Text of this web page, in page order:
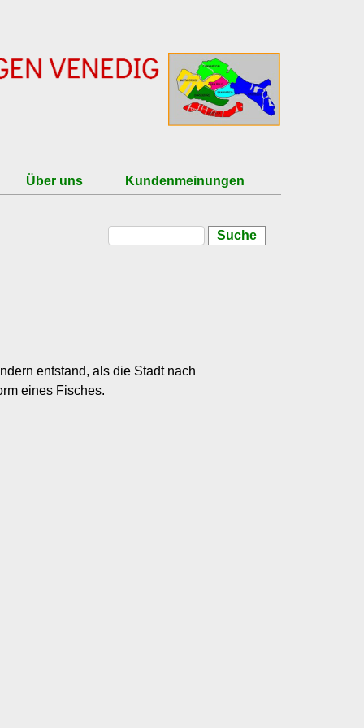
Über uns Kundenmeinungen
Suchformular
Suche
entstand, als die Stadt nach
eines Fisches.